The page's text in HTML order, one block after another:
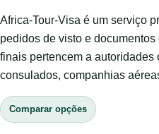
Africa-Tour-Visa é um serviço
pedidos de visto e
finais pertencem a autoridades
consulados, companhias
Comparar opções